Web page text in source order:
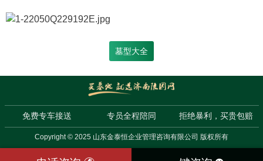
墓型大全
免费专车接送 专员全程陪同 拒绝暴利，买贵包赔
Copyright © 2025 山东金泰恒企业管理咨询有限公司 版权所有